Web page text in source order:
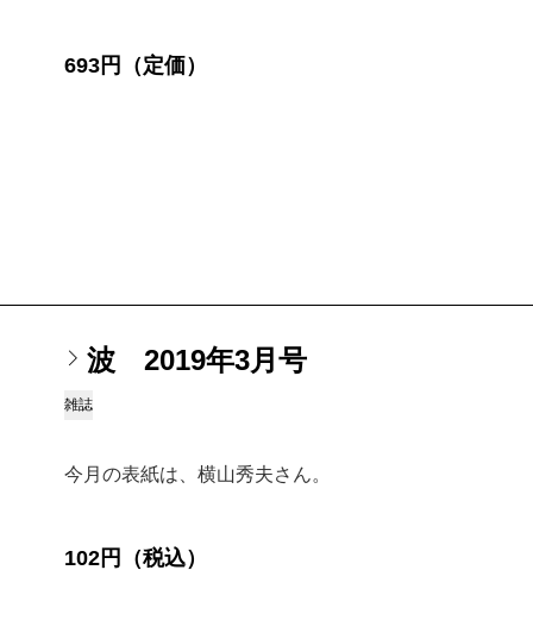
693円（定価）
波 2019年3月号
雑誌
今月の表紙は、横山秀夫さん。
102円（税込）